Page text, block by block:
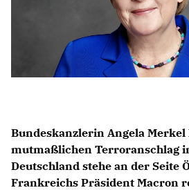
Bundeskanzlerin Angela Merkel
mutmaßlichen Terroranschlag
Deutschland stehe an der Seite
Frankreichs Präsident Macron